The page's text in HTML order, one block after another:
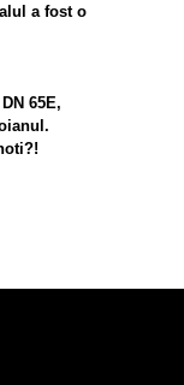
a fost o
65E,